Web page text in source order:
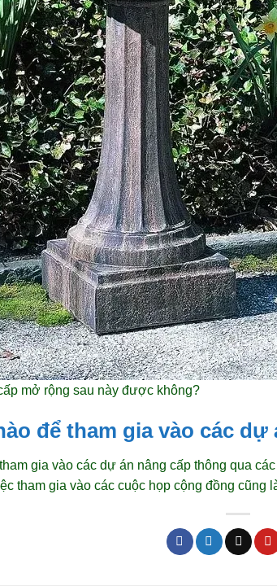
mở rộng sau này được không?
để tham gia vào các
gia vào các dự án nâng cấp thông qua
tham gia vào các cuộc họp cộng đồng cũng